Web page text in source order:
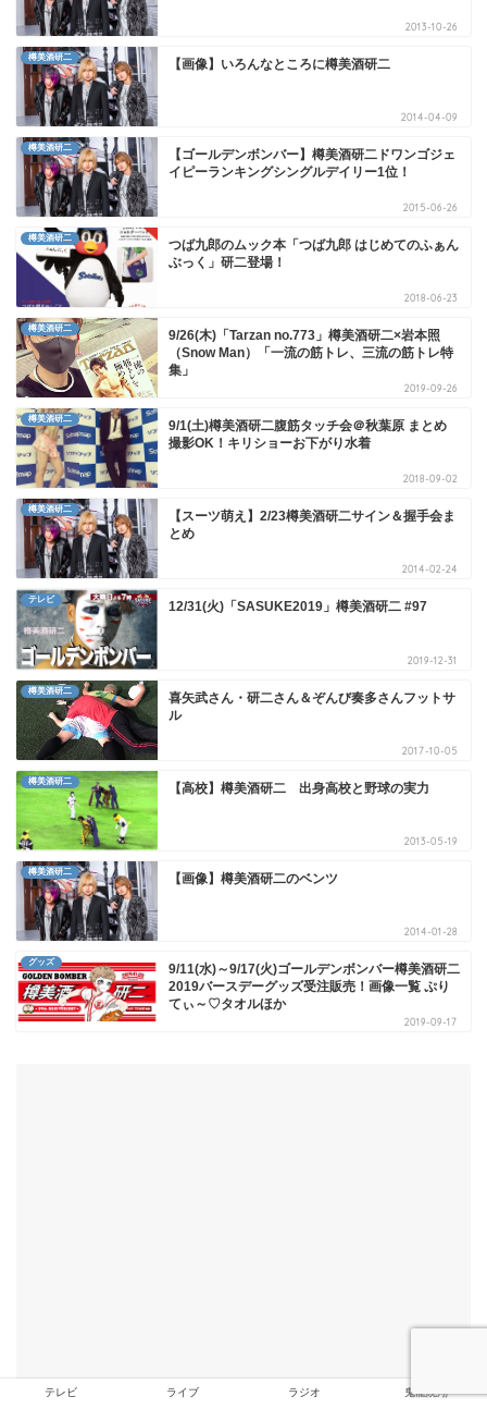
2013-10-26
樽美酒研二 【画像】いろんなところに樽美酒研二
2014-04-09
樽美酒研二
【ゴールデンボンバー】樽美酒研二ドワンゴジェ
イピーランキングシングルデイリー1位！
2015-06-26
樽美酒研二
つば九郎のムック本「つば九郎 はじめてのふぁん
ぶっく」研二登場！
2018-06-23
樽美酒研二
9/26(木)「Tarzan no.773」樽美酒研二×岩本照
（Snow Man）「一流の筋トレ、三流の筋トレ特
集」
2019-09-26
樽美酒研二
9/1(土)樽美酒研二腹筋タッチ会＠秋葉原 まとめ
撮影OK！キリショーお下がり水着
2018-09-02
樽美酒研二
【スーツ萌え】2/23樽美酒研二サイン＆握手会ま
とめ
2014-02-24
テレビ 12/31(火)「SASUKE2019」樽美酒研二 #97
2019-12-31
樽美酒研二
喜矢武さん・研二さん＆ぞんび奏多さんフットサ
ル
2017-10-05
樽美酒研二 【高校】樽美酒研二 出身高校と野球の実力
2013-05-19
樽美酒研二 【画像】樽美酒研二のベンツ
2014-01-28
グッズ
9/11(水)～9/17(火)ゴールデンボンバー樽美酒研二
2019バースデーグッズ受注販売！画像一覧 ぷり
てぃ～♡タオルほか
2019-09-17
テレビ ライブ ラジオ 鬼龍院翔